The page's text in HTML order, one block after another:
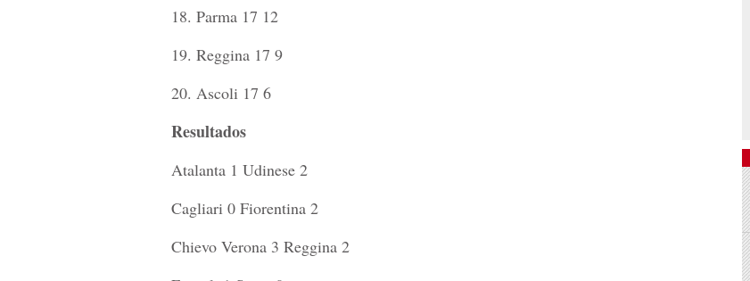
18. Parma 17 12
19. Reggina 17 9
20. Ascoli 17 6
Resultados
Atalanta 1 Udinese 2
Cagliari 0 Fiorentina 2
Chievo Verona 3 Reggina 2